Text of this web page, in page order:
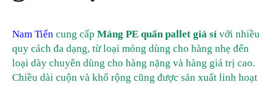
Nam Tiến cung cấp Màng PE quấn pallet giá sỉ với nhiều
quy cách đa dạng, từ loại mỏng dùng cho hàng nhẹ đến
loại dày chuyên dùng cho hàng nặng và hàng giá trị cao.
Chiều dài cuộn và khổ rộng cũng được sản xuất linh hoạt